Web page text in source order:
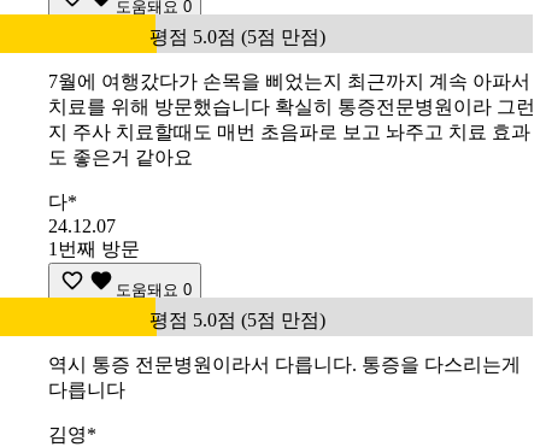
도움돼요 0
평점 5.0점 (5점 만점)
7월에 여행갔다가 손목을 삐었는지 최근까지 계속 아파서
치료를 위해 방문했습니다 확실히 통증전문병원이라 그런
지 주사 치료할때도 매번 초음파로 보고 놔주고 치료 효과
도 좋은거 같아요
다*
24.12.07
1번째 방문
도움돼요 0
평점 5.0점 (5점 만점)
역시 통증 전문병원이라서 다릅니다. 통증을 다스리는게
다릅니다
김영*